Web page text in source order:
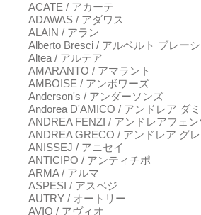
ACATE / アカーテ
ADAWAS / アダワス
ALAIN / アラン
Alberto Bresci / アルベルト ブレーシ
Altea / アルテア
AMARANTO / アマラント
AMBOISE / アンボワーズ
Anderson's / アンダーソンズ
Andorea D'AMICO / アンドレア ダ
ANDREA FENZI / アンドレアフェン
ANDREA GRECO / アンドレア グレ
ANISSEJ / アニセイ
ANTICIPO / アンティチポ
ARMA / アルマ
ASPESI / アスペジ
AUTRY / オートリー
AVIO / アヴィオ